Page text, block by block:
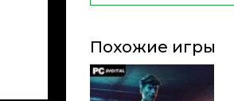
Похожие игры